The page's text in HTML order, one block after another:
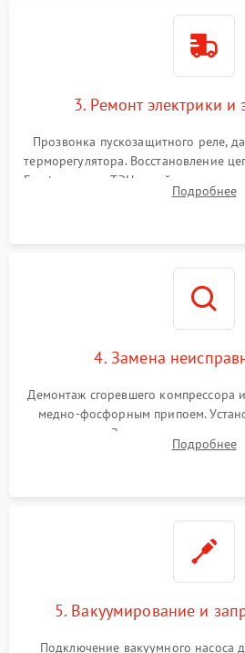
3. Ремонт электрики и
Прозвонка пускозащитного реле,
терморегулятора. Восстановление
Frost, включая ТЭН оттайки и
платы управления при
Подробнее
4. Замена
Демонтаж сгоревшего компрессора
медно-фосфорным припоем.
осушителя. Замена изношенных
сломанных заслонок илиПодробнее
5. Вакуумирование и
Подключение вакуумного насоса